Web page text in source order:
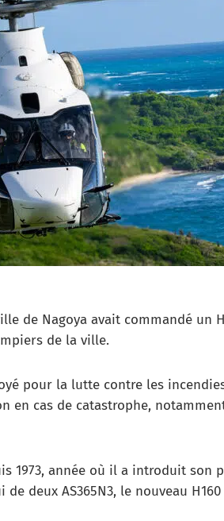
de Nagoya avait commandé un
de la ville.
pour la lutte contre les
en cas de catastrophe,
1973, année où il a introduit son
deux AS365N3, le nouveau